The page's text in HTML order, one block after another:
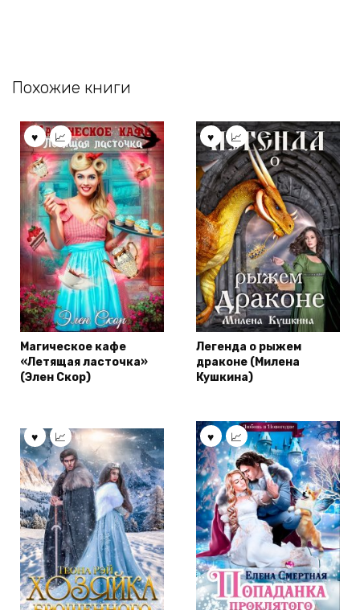
Похожие книги
Магическое кафе
«Летящая ласточка»
(Элен Скор)
Легенда о рыжем
драконе (Милена
Кушкина)